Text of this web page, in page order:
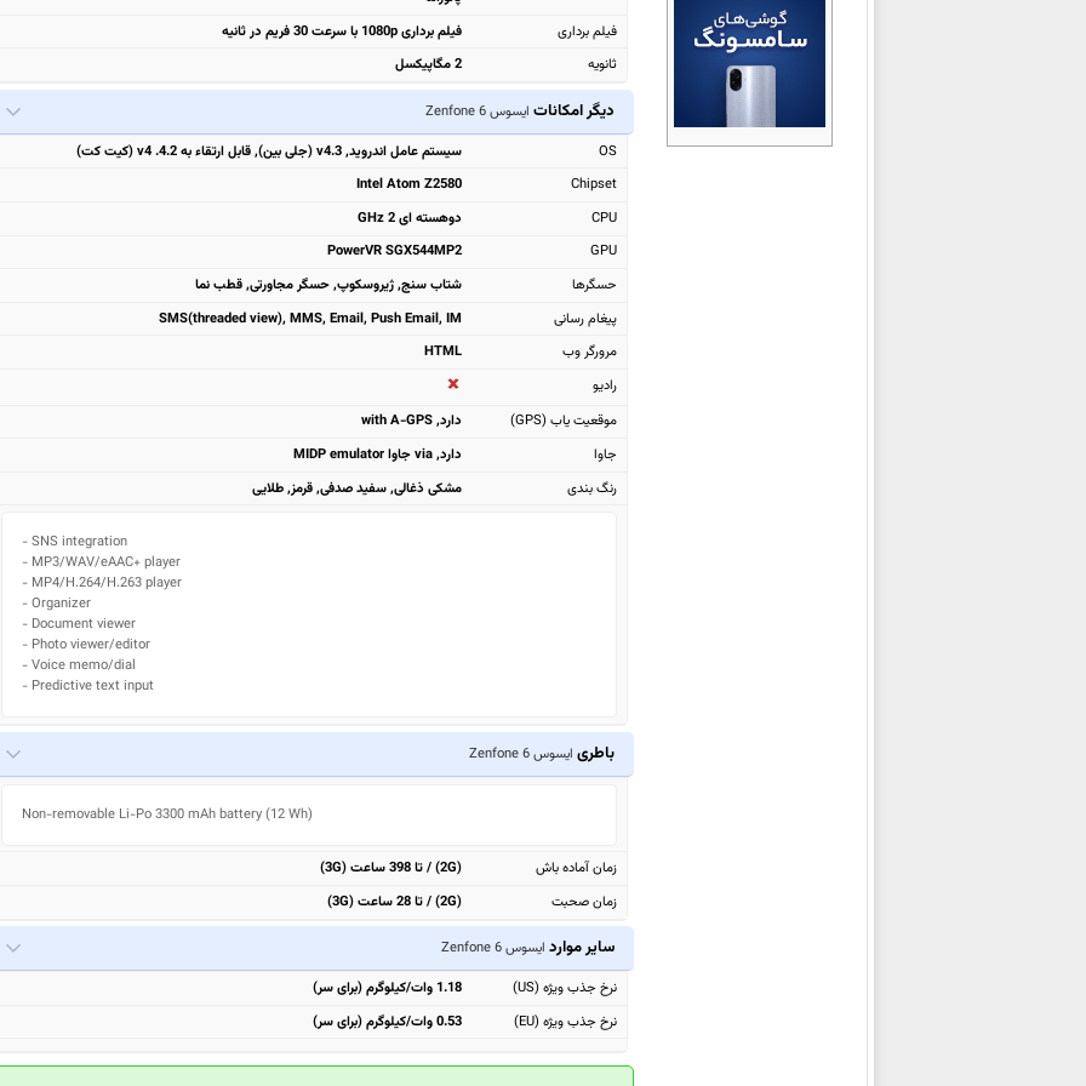
ایسوس Zenfone 7 ZS670KS
فیلم برداری
فیلم برداری 1080p با سرعت 30 فریم در ثانیه
ثانویه
2 مگاپیکسل
دیگر امکانات ایسوس Zenfone 6
OS
سیستم عامل اندروید, v4.3 (جلی بین), قابل ارتقاء به v4 .4.2 (کیت کت)
Chipset
Intel Atom Z2580
CPU
دوهسته ای 2 GHz
GPU
PowerVR SGX544MP2
حسگرها
شتاب سنج, ژیروسکوپ, حسگر مجاورتی, قطب نما
پیغام رسانی
SMS(threaded view), MMS, Email, Push Email, IM
مرورگر وب
HTML
رادیو
موقعیت یاب (GPS)
دارد, with A-GPS
جاوا
دارد, via جاوا MIDP emulator
رنگ بندی
مشکی ذغالی, سفيد صدفی, قرمز, طلایی
- SNS integration
- MP3/WAV/eAAC+ player
- MP4/H.264/H.263 player
- Organizer
- Document viewer
- Photo viewer/editor
- Voice memo/dial
- Predictive text input
باطری ایسوس Zenfone 6
Non-removable Li-Po 3300 mAh battery (12 Wh)
زمان آماده باش
(2G) / تا 398 ساعت (3G)
زمان صحبت
(2G) / تا 28 ساعت (3G)
سایر موارد ایسوس Zenfone 6
نرخ جذب ویژه (US)
1.18 وات/کیلوگرم (برای سر)
نرخ جذب ویژه (EU)
0.53 وات/کیلوگرم (برای سر)